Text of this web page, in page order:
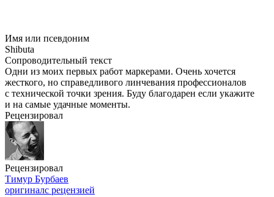
Имя или псевдоним
Shibuta
Сопроводительный текст
Одни из моих первых работ маркерами. Очень хочется
жесткого, но справедливого линчевания профессионалов
с технической точки зрения. Буду благодарен если укажите
и на самые удачные моменты.
Рецензировал
Рецензировал
Тимур Бурбаев
оригиналс рецензией